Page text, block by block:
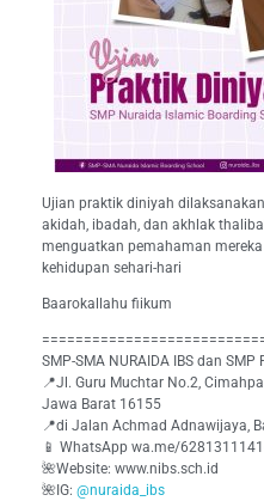
Ujian praktik diniyah
akidah, ibadah, dan akhlak
menguatkan pemahaman
kehidupan sehari-hari
Baarokallahu fiikum
SMP-SMA NURAIDA IBS dan SMP
📍Jl. Guru Muchtar No.2,
Jawa Barat 16155
📍di Jalan Achmad Adnawijaya,
📱 WhatsApp wa.me/
🌺Website: www.nibs.sch.id
🌺IG: @nuraida_ibs